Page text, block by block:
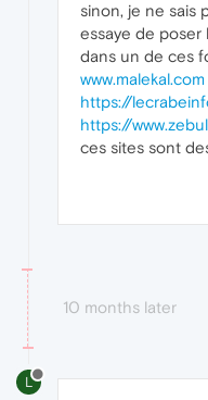
sinon, je ne sais
essaye de poser
dans un de ces
www.malekal.com
https://
https://
ces sites sont
10 months later
L